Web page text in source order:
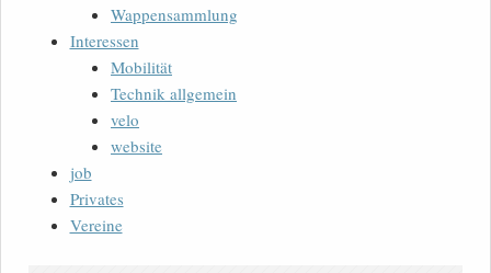
Wappensammlung
Interessen
Mobilität
Technik allgemein
velo
website
job
Privates
Vereine